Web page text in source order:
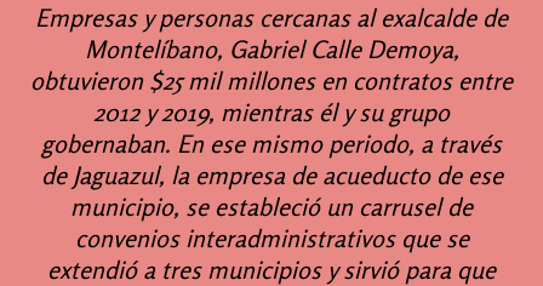
Empresas y personas cercanas al exalcalde de
Montelíbano, Gabriel Calle Demoya,
obtuvieron $25 mil millones en contratos entre
2012 y 2019, mientras él y su grupo
gobernaban. En ese mismo periodo, a través
de Jaguazul, la empresa de acueducto de ese
municipio, se estableció un carrusel de
convenios interadministrativos que se
extendió a tres municipios y sirvió para que